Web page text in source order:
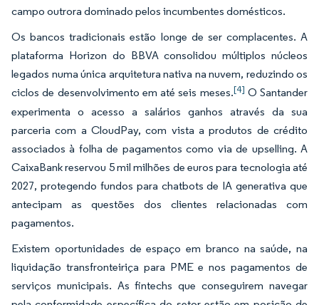
campo outrora dominado pelos incumbentes domésticos.
Os bancos tradicionais estão longe de ser complacentes. A
plataforma Horizon do BBVA consolidou múltiplos núcleos
legados numa única arquitetura nativa na nuvem, reduzindo os
ciclos de desenvolvimento em até seis meses.[4] O Santander
experimenta o acesso a salários ganhos através da sua
parceria com a CloudPay, com vista a produtos de crédito
associados à folha de pagamentos como via de upselling. A
CaixaBank reservou 5 mil milhões de euros para tecnologia até
2027, protegendo fundos para chatbots de IA generativa que
antecipam as questões dos clientes relacionadas com
pagamentos.
Existem oportunidades de espaço em branco na saúde, na
liquidação transfronteiriça para PME e nos pagamentos de
serviços municipais. As fintechs que conseguirem navegar